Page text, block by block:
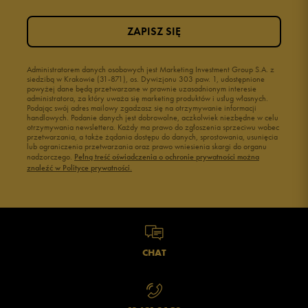
Administratorem danych osobowych jest Marketing Investment Group S.A. z
siedzibą w Krakowie (31-871), os. Dywizjonu 303 paw. 1, udostępnione
powyżej dane będą przetwarzane w prawnie uzasadnionym interesie
administratora, za który uważa się marketing produktów i usług własnych.
Podając swój adres mailowy zgadzasz się na otrzymywanie informacji
handlowych. Podanie danych jest dobrowolne, aczkolwiek niezbędne w celu
otrzymywania newslettera. Każdy ma prawo do zgłoszenia sprzeciwu wobec
przetwarzania, a także żądania dostępu do danych, sprostowania, usunięcia
lub ograniczenia przetwarzania oraz prawo wniesienia skargi do organu
nadzorczego. Pełną treść oświadczenia o ochronie prywatności można
znaleźć w Polityce prywatności.
ZAPISZ SIĘ
CHAT